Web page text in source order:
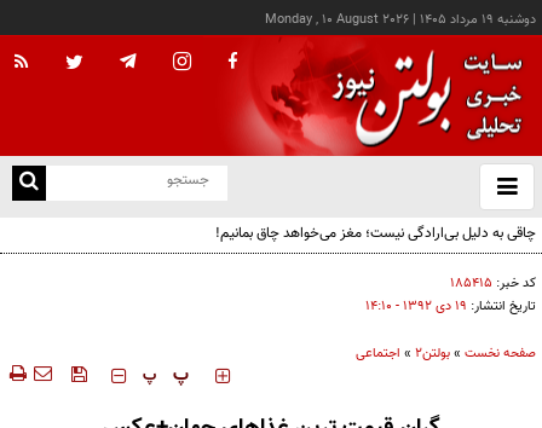
دوشنبه ۱۹ مرداد ۱۴۰۵ |
Monday , 10 August 2026
باز
و
چاقی به دلیل بی‌ارادگی نیست؛ مغز می‌خواهد چاق بمانیم!
کد خبر: ۱۸۵۴۱۵
تاریخ انتشار: ۱۹ دی ۱۳۹۲ - ۱۴:۱۰
صفحه نخست »بولتن2 » اجتماعی
‍‍‍ پ پ